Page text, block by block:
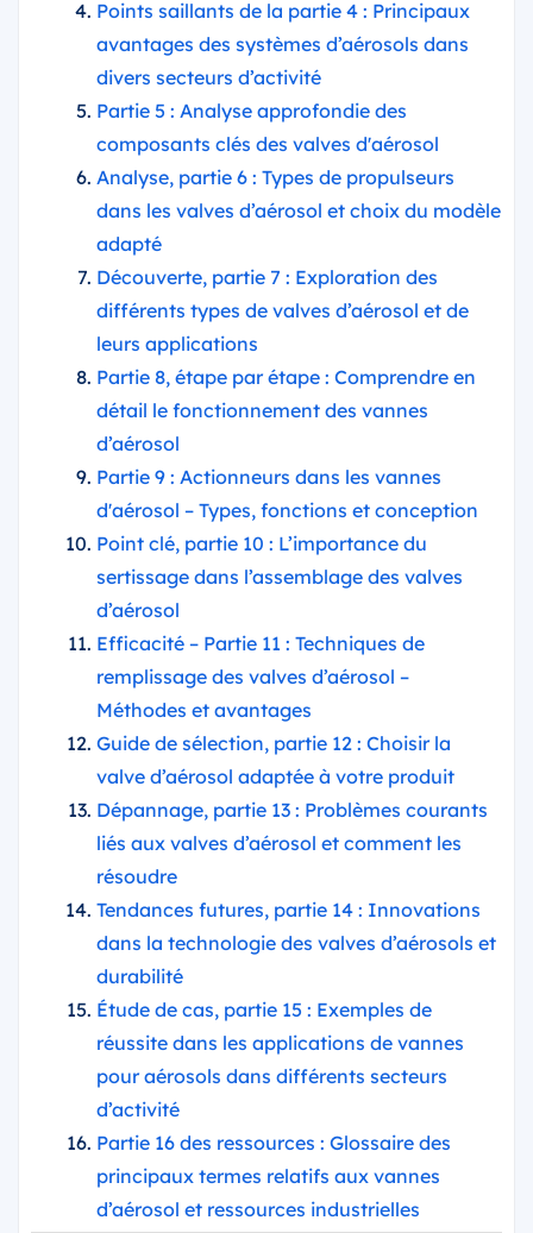
Points saillants de la partie 4 : Principaux
avantages des systèmes d’aérosols dans
divers secteurs d’activité
Partie 5 : Analyse approfondie des
composants clés des valves d'aérosol
Analyse, partie 6 : Types de propulseurs
dans les valves d’aérosol et choix du modèle
adapté
Découverte, partie 7 : Exploration des
différents types de valves d’aérosol et de
leurs applications
Partie 8, étape par étape : Comprendre en
détail le fonctionnement des vannes
d’aérosol
Partie 9 : Actionneurs dans les vannes
d'aérosol – Types, fonctions et conception
Point clé, partie 10 : L’importance du
sertissage dans l’assemblage des valves
d’aérosol
Efficacité – Partie 11 : Techniques de
remplissage des valves d’aérosol –
Méthodes et avantages
Guide de sélection, partie 12 : Choisir la
valve d’aérosol adaptée à votre produit
Dépannage, partie 13 : Problèmes courants
liés aux valves d’aérosol et comment les
résoudre
Tendances futures, partie 14 : Innovations
dans la technologie des valves d’aérosols et
durabilité
Étude de cas, partie 15 : Exemples de
réussite dans les applications de vannes
pour aérosols dans différents secteurs
d’activité
Partie 16 des ressources : Glossaire des
principaux termes relatifs aux vannes
d’aérosol et ressources industrielles